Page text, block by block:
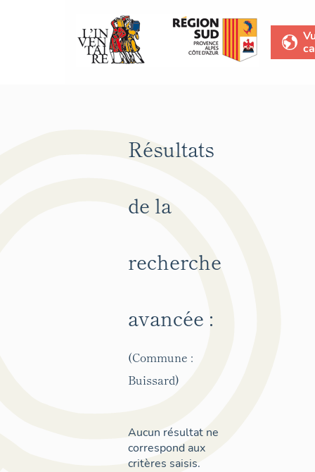
Résultats
de la
recherche
avancée :
(Commune :
Buissard)
Aucun résultat ne
correspond aux
critères saisis.